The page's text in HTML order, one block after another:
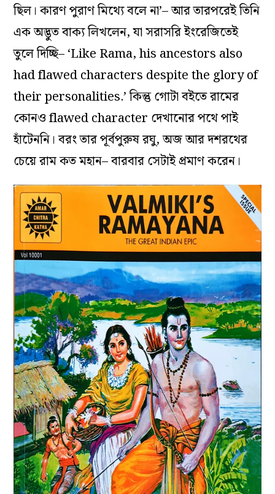
ছিল। কারণ পুরাণ মিথ্যে বলে না’– আর তারপরেই তিনি
এক অদ্ভুত বাক্য লিখলেন, যা সরাসরি ইংরেজিতেই
তুলে দিচ্ছি– ‘Like Rama, his ancestors also
had flawed characters despite the glory of
their personalities.’ কিন্তু গোটা বইতে রামের
কোনও flawed character দেখানোর পথে পাই
হাঁটেননি। বরং তার পূর্বপুরুষ রঘু, অজ আর দশরথের
চেয়ে রাম কত মহান– বারবার সেটাই প্রমাণ করেন।